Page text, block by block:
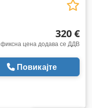
320 €
фиксна цена додава се ДДВ
Повикајте